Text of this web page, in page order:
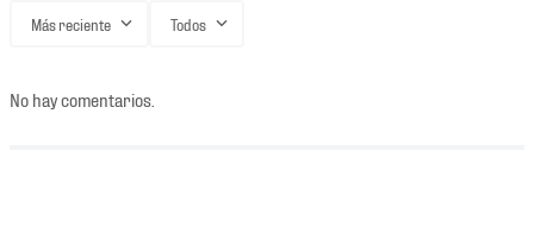
Más reciente Todos
No hay comentarios.